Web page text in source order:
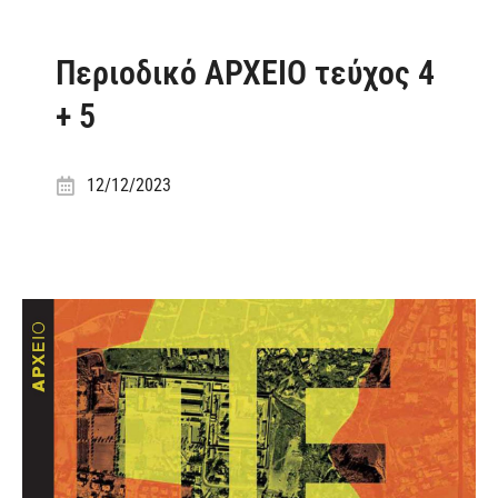
Περιοδικό ΑΡΧΕΙΟ τεύχος 4
+ 5
12/12/2023